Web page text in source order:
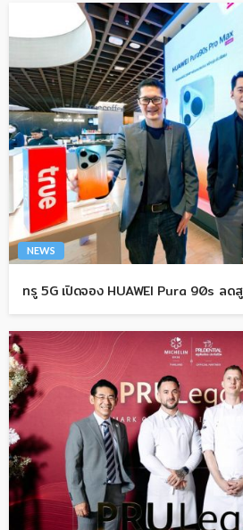
NEWS
ทรู 5G เปิดจอง HUAWEI Pura 90s ล